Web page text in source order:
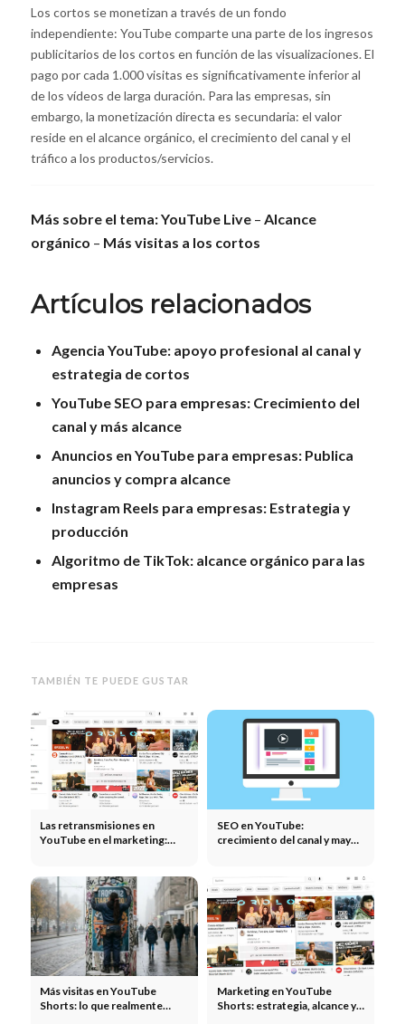
Los cortos se monetizan a través de un fondo
independiente: YouTube comparte una parte de los ingresos
publicitarios de los cortos en función de las visualizaciones. El
pago por cada 1.000 visitas es significativamente inferior al
de los vídeos de larga duración. Para las empresas, sin
embargo, la monetización directa es secundaria: el valor
reside en el alcance orgánico, el crecimiento del canal y el
tráfico a los productos/servicios.
Más sobre el tema:YouTube Live– Alcance
orgánico – Más visitas a los cortos
Artículos relacionados
Agencia YouTube: apoyo profesional al canal y
estrategia de cortos
YouTube SEO para empresas: Crecimiento del
canal y más alcance
Anuncios en YouTube para empresas: Publica
anuncios y compra alcance
Instagram Reels para empresas: Estrategia y
producción
Algoritmo de TikTok: alcance orgánico para las
empresas
TAMBIÉN TE PUEDE GUSTAR
Las retransmisiones en
YouTube en el marketing:
creación de comunidades
SEO en YouTube:
crecimiento del canal y mayor
Más visitas en YouTube
Shorts: lo que realmente
Marketing en YouTube
Shorts: estrategia, alcance y